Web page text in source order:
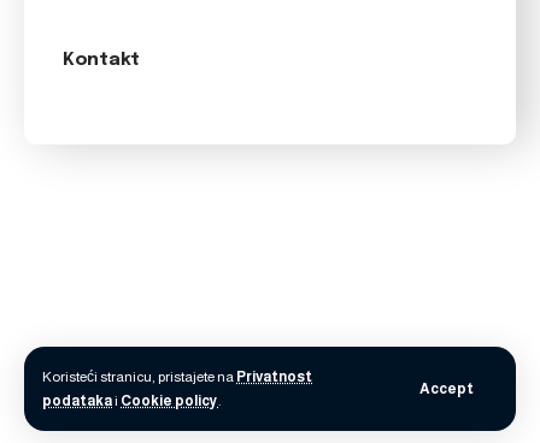
Koristeći stranicu, pristajete na Privatnost
podatakai Cookie policy.
Accept
Kontakt